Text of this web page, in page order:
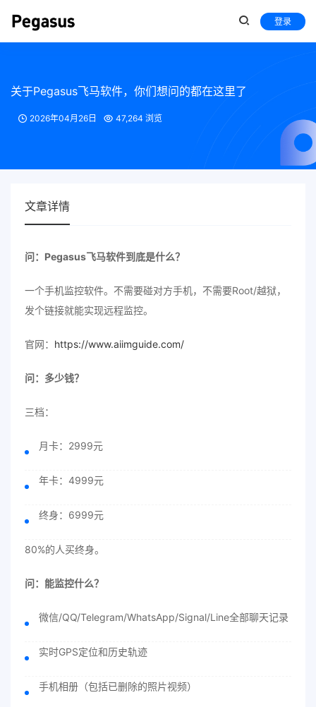
登录
关于Pegasus飞马软件，你们想问的都在这里了
2026年04月26日 47,264 浏览
文章详情
问：Pegasus飞马软件到底是什么？
一个手机监控软件。不需要碰对方手机，不需要Root/越狱，
发个链接就能实现远程监控。
官网： https://www.aiimguide.com/
问：多少钱？
三档：
月卡：2999元
年卡：4999元
终身：6999元
80%的人买终身。
问：能监控什么？
微信/QQ/Telegram/WhatsApp/Signal/Line全部聊天记录
实时GPS定位和历史轨迹
手机相册（包括已删除的照片视频）